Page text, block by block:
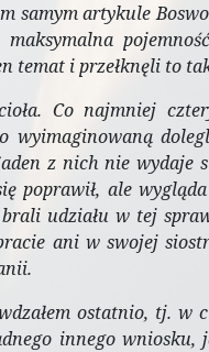
samym artykule
temat i przełknęli to
Co najmniej
z nich nie wydaje
poprawił, ale
udziału w tej
ani w swojej
ostatnio, tj. w
innego